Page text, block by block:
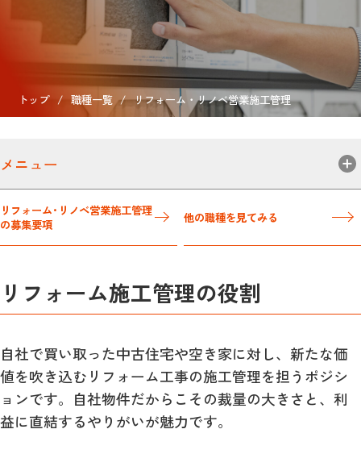
トップ / 職種一覧 / リフォーム・リノベ営業施工管理
メニュー
リフォーム･リノベ営業施工管理
の募集要項
他の職種を見てみる
リフォーム施工管理の役割
自社で買い取った中古住宅や空き家に対し、新たな価
値を吹き込むリフォーム工事の施工管理を担うポジシ
ョンです。自社物件だからこその裁量の大きさと、利
益に直結するやりがいが魅力です。